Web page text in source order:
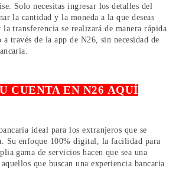
Solo necesitas ingresar los detalles del
la cantidad y la moneda a la que deseas
transferencia se realizará de manera rápida
través de la app de N26, sin necesidad de
CUENTA EN N26 AQUÍ
ideal para los extranjeros que se
Su enfoque 100% digital, la facilidad para
gama de servicios hacen que sea una
que buscan una experiencia bancaria